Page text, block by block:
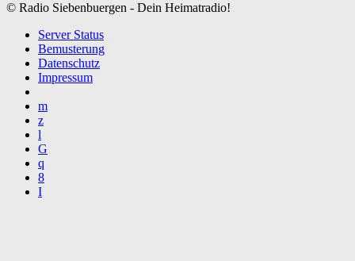
© Radio Siebenbuergen - Dein Heimatradio!
Server Status
Bemusterung
Datenschutz
Impressum